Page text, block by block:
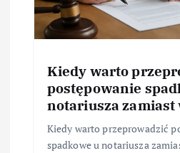
Kiedy warto
postępowanie
notariusza zamiast
Kiedy warto przeprowadzić
spadkowe u notariusza